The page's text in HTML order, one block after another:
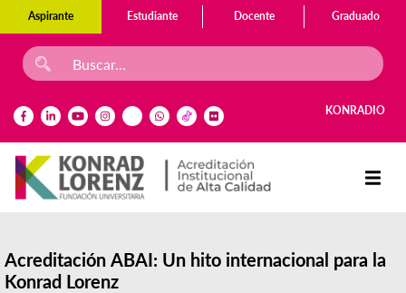
Aspirante Estudiante Docente Graduado
KONRADIO
Acreditación ABAI: Un hito internacional para la
Konrad Lorenz